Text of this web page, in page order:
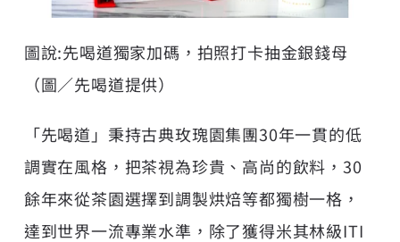
圖說:先喝道獨家加碼，拍照打卡抽金銀錢母
（圖／先喝道提供）
「先喝道」秉持古典玫瑰園集團30年一貫的低
調實在風格，把茶視為珍貴、高尚的飲料，30
餘年來從茶園選擇到調製烘焙等都獨樹一格，
達到世界一流專業水準，除了獲得米其林級ITI